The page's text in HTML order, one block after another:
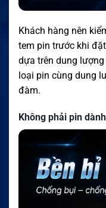
Khách hàng nên
tem pin trước khi
dựa trên dung
loại pin cùng dung
đàm.
Không phải pin